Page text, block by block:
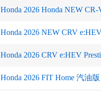
Honda 2026 Honda NEW CR-
Honda 2026 NEW CRV
Honda 2026 CRV e:HEV
Honda 2026 FIT Home 汽油版